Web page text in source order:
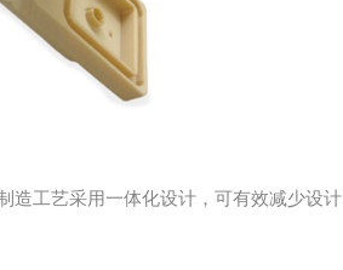
造工艺采用一体化设计，可有效减少设计